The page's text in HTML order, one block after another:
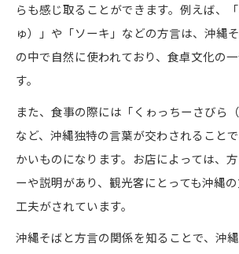
らも感じ取ることができます。例えば、
ゅ）」や「ソーキ」などの方言は、沖縄
の中で自然に使われており、食卓文化の
す。
また、食事の際には「くゎっちーさびら
など、沖縄独特の言葉が交わされること
かいものになります。お店によっては、
ーや説明があり、観光客にとっても沖縄
工夫がされています。
沖縄そばと方言の関係を知ることで、沖